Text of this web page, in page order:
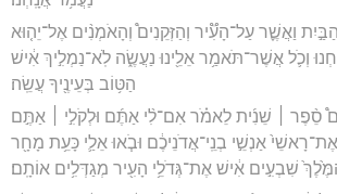
וַאֲשֶׁ֪ר עַל־הָעִ֟יר וְהַזְּקֵנִים֩ וְהָאֹמְנִ֨ים אֶל־יֵה֤וּא
וְכֹ֛ל אֲשֶׁר־תֹּאמַ֥ר אֵלֵ֖ינוּ נַעֲשֶׂ֑ה לֹֽא־נַמְלִ֣יךְ אִ֔ישׁ
הַטּ֥וֹב בְּעֵינֶ֖יךָ עֲשֵֽׂה׃
סֵ֨פֶר ׀ שֵׁנִ֜ית לֵאמֹ֗ר אִם־לִ֨י אַתֶּ֜ם וּלְקֹלִ֣י ׀ אַתֶּ֣ם
אַנְשֵׁ֣י בְנֵֽי־אֲדֹנֵיכֶ֔ם וּבֹ֧אוּ אֵלַ֛י כָּעֵ֥ת מָחָ֖ר
שִׁבְעִ֣ים אִ֔ישׁ אֶת־גְּדֹלֵ֥י הָעִ֖יר מְגַדְּלִ֥ים אוֹתָֽם׃